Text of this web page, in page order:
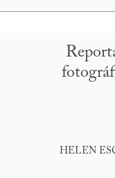
HELEN